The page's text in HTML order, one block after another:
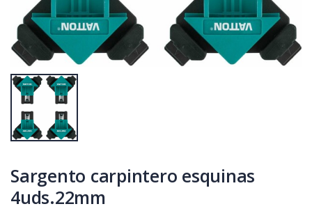
Sargento carpintero esquinas
4uds.22mm
PrecioSocio: 81,88€
P recioHabitual: 140,97€
Precio Socio: 105,09€
P recioHabitual: 178,19€